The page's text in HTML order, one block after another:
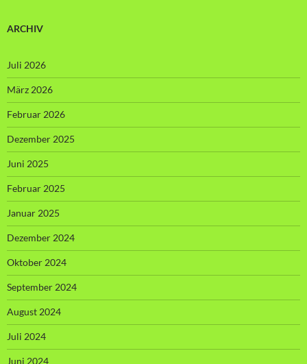
ARCHIV
Juli 2026
März 2026
Februar 2026
Dezember 2025
Juni 2025
Februar 2025
Januar 2025
Dezember 2024
Oktober 2024
September 2024
August 2024
Juli 2024
Juni 2024